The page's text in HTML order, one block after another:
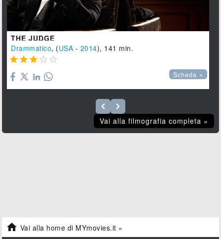
THE JUDGE
Drammatico, (USA - 2014), 141 min.
    
Scheda »
Vai alla filmografia completa »
 Vai alla home di MYmovies.it »